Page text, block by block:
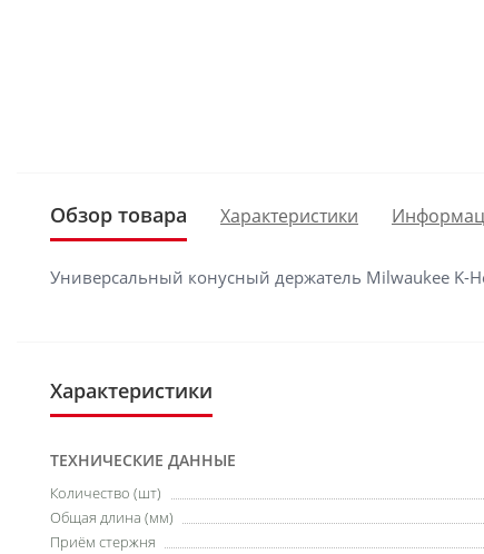
Обзор товара Характеристики
Универсальный конусный держатель Milwaukee K-
Характеристики
ТЕХНИЧЕСКИЕ ДАННЫЕ
Количество (шт)
Общая длина (мм)
Приём стержня